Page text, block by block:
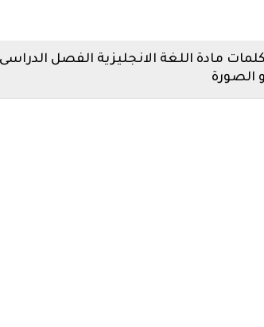
مادة اللغة الانجليزية الفصل
الصورة